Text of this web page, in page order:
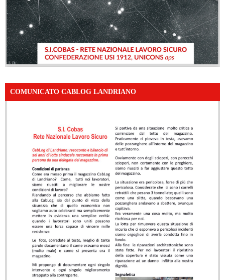
COMUNICATO CABLOG LANDRIANO